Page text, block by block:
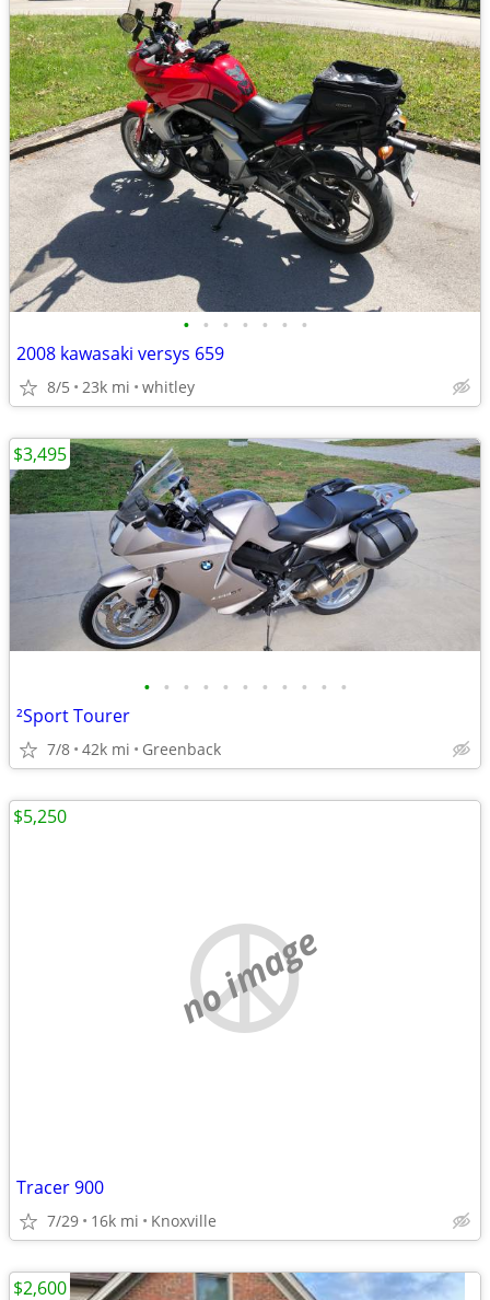
• • • • • • •
2008 kawasaki versys 659
8/5 23k mi whitley
• • • • • • • • • • •
²Sport Tourer
7/8 42k mi Greenback
$3,495
no image
Tracer 900
7/29 16k mi Knoxville
$5,250
$2,600